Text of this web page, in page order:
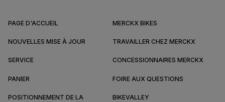
PAGE D'ACCUEIL MERCKX BIKES
NOUVELLES MISE À JOUR TRAVAILLER CHEZ MERCKX
SERVICE CONCESSIONNAIRES MERCKX
PANIER FOIRE AUX QUESTIONS
POSITIONNEMENT DE LA
BIKEVALLEY